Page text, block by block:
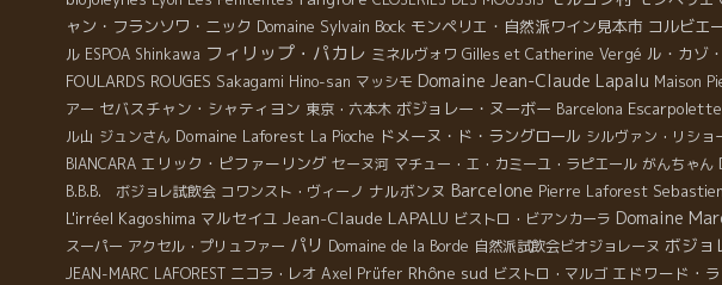
ャン・フランソワ・ニック Domaine Sylvain Bock モンペリエ・自然派ワイン見本市 コルビエ
ル ESPOA Shinkawa フィリップ・パカレ ミネルヴォワ Gilles et Catherine Vergé ル・カゾ
FOULARDS ROUGES Sakagami Hino-san マッシモ Domaine Jean-Claude Lapalu Maison
アー セバスチャン・シャティヨン 東京・六本木 ボジョレー・ヌーボー Barcelona Escarpolette
ル山 ジュンさん Domaine Laforest La Pioche ドメーヌ・ド・ラングロール シルヴァン・リショ
BIANCARA エリック・ピファーリング セーヌ河 マチュー・エ・カミーユ・ラピエール がんちゃん
B.B.B. ボジョレ試飲会 コワンスト・ヴィーノ ナルボンヌ Barcelone Pierre Laforest
L'irréel Kagoshima マルセイユ Jean-Claude LAPALU ビストロ・ビアンカーラ Domaine
スーパー アクセル・プリュファー パリ Domaine de la Borde 自然派試飲会ビオジョレーヌ ボジョ
JEAN-MARC LAFOREST ニコラ・レオ Axel Prüfer Rhône sud ビストロ・マルゴ エドワード・